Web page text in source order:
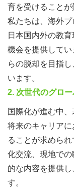
育を受けることが
私たちは、海外プ
日本国内外の教
機会を提供して
らの脱却を目指
います。
2. 次世代のグロ
国際化が進む中
将来のキャリア
ることが求めら
化交流、現地で
的な内容を提供
す。